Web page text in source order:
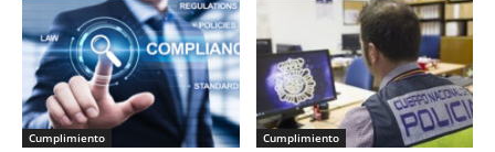
Cumplimiento Cumplimiento